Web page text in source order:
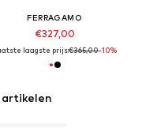
artikelen
FERRAGAMO
€327,00
laagste prijs:€365,00-10%